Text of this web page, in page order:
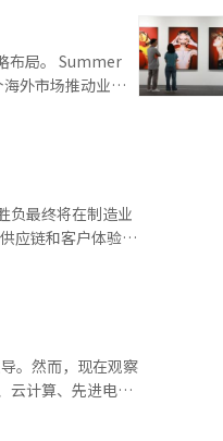
送与Facey联动，
和充电信息。同
并期待能形成更
为577亿美元，
外，ICT
势，评估国内ICT
手机实名认证绕
法转移。不过，
某已于去年8月
，A某最终被移交
外市场推动业务
品牌高端化定位
的协作关系。 小
手机产品，以及
，持续丰富本地
负最终将在制造业
应链和客户体验，
中心的结构转变，
示：“这要求我们
。然而，现在观察
云计算、先进电网
、HBM、AI服务